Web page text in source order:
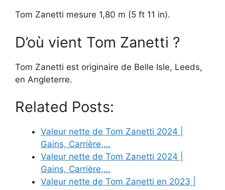
Tom Zanetti mesure 1,80 m (5 ft 11 in).
D’où vient Tom Zanetti ?
Tom Zanetti est originaire de Belle Isle, Leeds,
en Angleterre.
Related Posts:
Valeur nette de Tom Zanetti 2024 |
Gains, Carrière,…
Valeur nette de Tom Zanetti 2024 |
Gains, Carrière,…
Valeur nette de Tom Zanetti en 2023 |